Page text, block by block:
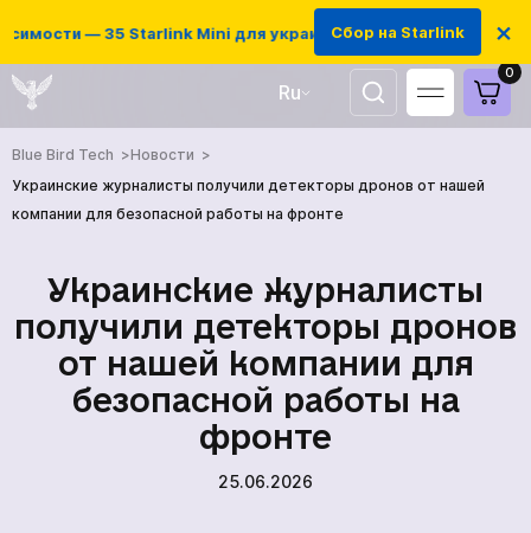
— 35 Starlink Mini для украинских защитников
Сбор на Starlink ×
Ru
UA
0
Blue Bird Tech
Новости
Украинские журналисты получили детекторы дронов от нашей
компании для безопасной работы на фронте
Украинские журналисты
получили детекторы дронов
от нашей компании для
безопасной работы на
фронте
25.06.2026